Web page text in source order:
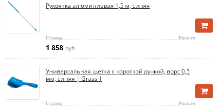
Рукоятка алюминиевая 1,5 м, синяя
Страна Россия
1 858 руб
Универсальная щетка с короткой ручкой, ворс 0,5
мм, синяя | Grass |
Страна Россия